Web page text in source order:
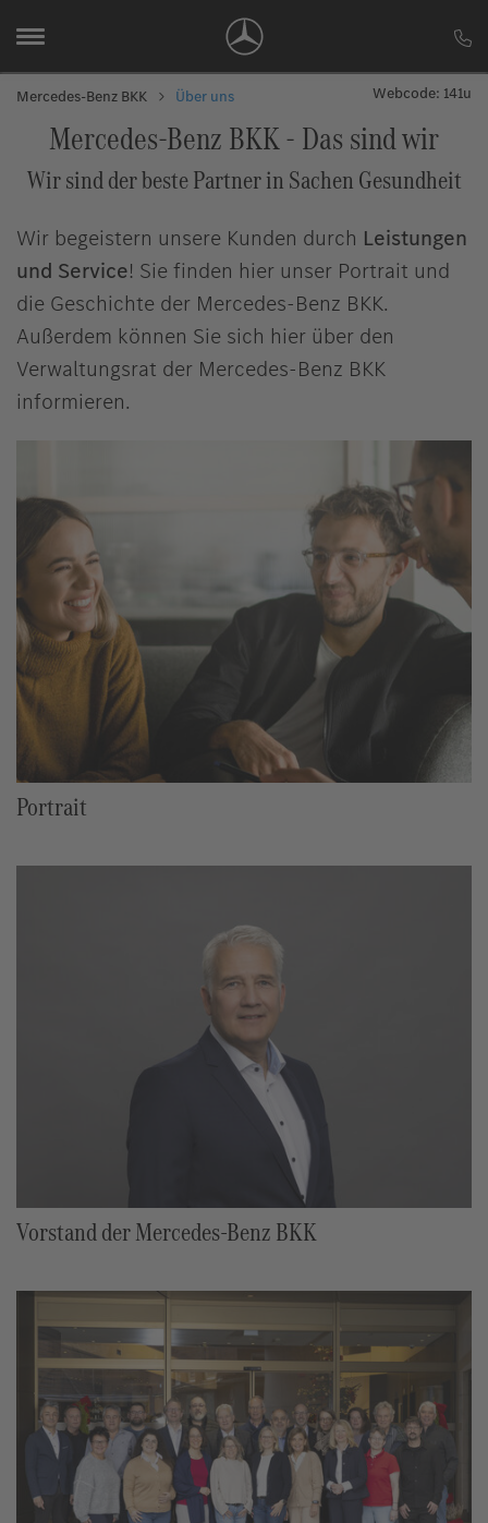
Mercedes-Benz BKK Über uns Webcode: 141u
Mercedes-Benz BKK - Das sind wir
Wir sind der beste Partner in Sachen Gesundheit
Wir begeistern unsere Kunden durch Leistungen
und Service! Sie finden hier unser Portrait und
die Geschichte der Mercedes-Benz BKK.
Außerdem können Sie sich hier über den
Verwaltungsrat der Mercedes-Benz BKK
informieren.
Portrait
Vorstand der Mercedes-Benz BKK